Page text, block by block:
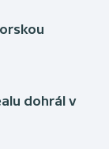
dohrál v